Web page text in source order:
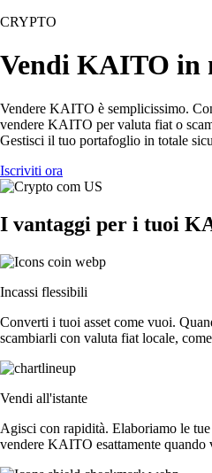
CRYPTO
Vendi KAITO in
Vendere KAITO è semplicissimo.
vendere KAITO per valuta fiat o
Gestisci il tuo portafoglio in totale
Iscriviti ora
I vantaggi per i tuoi
Incassi flessibili
Converti i tuoi asset come vuoi.
scambiarli con valuta fiat locale,
Vendi all'istante
Agisci con rapidità. Elaboriamo le
vendere KAITO esattamente quando